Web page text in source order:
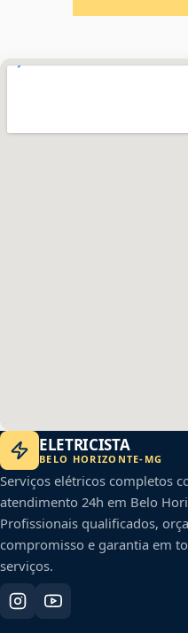
ELETRICISTA
BELO HORIZONTE- MG
Serviços elétricos completos
atendimento 24h em Belo
Profissionais qualificados,
compromisso e garantia em
serviços.